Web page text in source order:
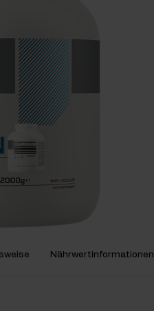
Nährwertinformationen